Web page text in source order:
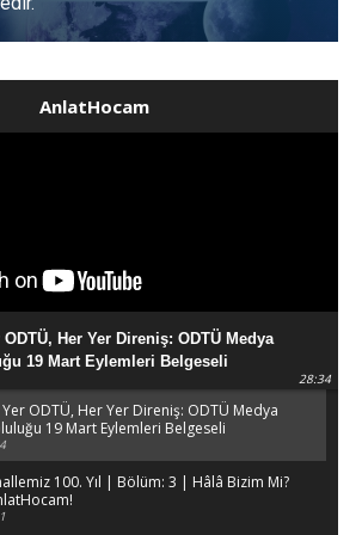
AnlatHocam
ODTÜ, Her Yer Direniş: ODTÜ Medya
19 Mart Eylemleri Belgeseli
28:34
ODTÜ, Her Yer Direniş: ODTÜ Medya
19 Mart Eylemleri Belgeseli
100. Yıl | Bölüm: 3 | Hâlâ Bizim Mi?